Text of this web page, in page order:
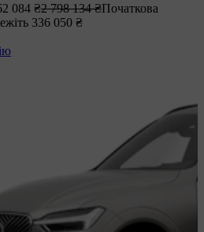
084 ₴2 798 134 ₴Початкова
336 050 ₴